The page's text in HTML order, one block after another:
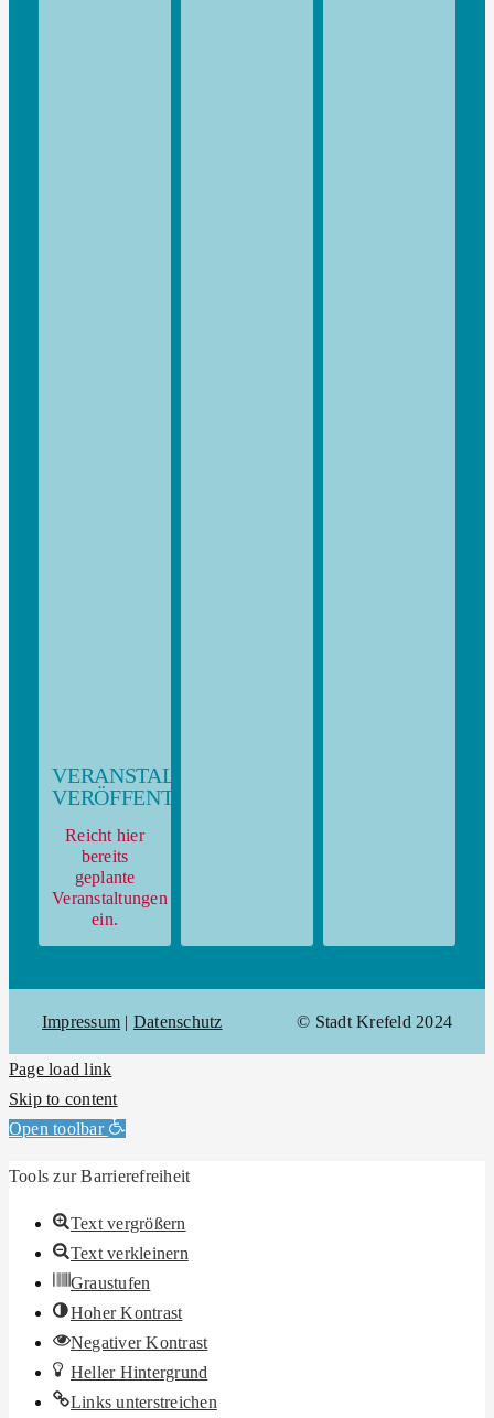
VERANSTALTUNG
VERÖFFENTLICHEN
Reicht hier
bereits
geplante
Veranstaltungen
ein.
Impressum | Datenschutz © Stadt Krefeld 2024
Page load link
Skip to content
Open toolbar
Tools zur Barrierefreiheit
Text vergrößern
Text verkleinern
Graustufen
Hoher Kontrast
Negativer Kontrast
Heller Hintergrund
Links unterstreichen